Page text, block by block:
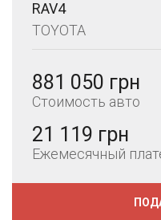
RAV4
TOYOTA
881 050 грн
Стоимость авто
21 119 грн
Ежемесячный